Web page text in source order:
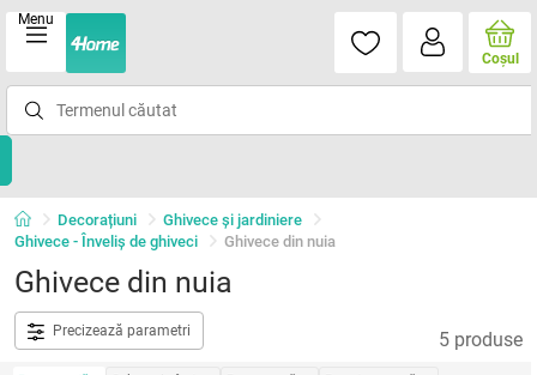
Menu
Coşul
Decorațiuni
Ghivece și jardiniere
Ghivece - Înveliș de ghiveci
Ghivece din nuia
Ghivece din nuia
Precizează parametri 5 produse